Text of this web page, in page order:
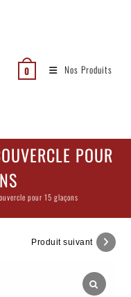
0 Nos Produits
POUR
pour 15 glaçons
Produit suivant